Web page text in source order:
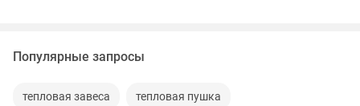
Популярные запросы
тепловая завеса тепловая пушка